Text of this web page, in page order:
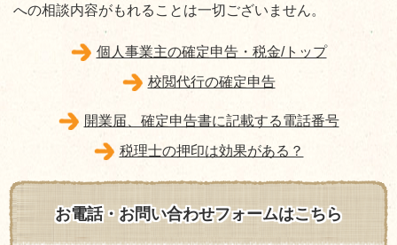
への相談内容がもれることは一切ございません。
個人事業主の確定申告・税金/トップ
校閲代行の確定申告
開業届、確定申告書に記載する電話番号
税理士の押印は効果がある？
お電話・お問い合わせフォームはこちら